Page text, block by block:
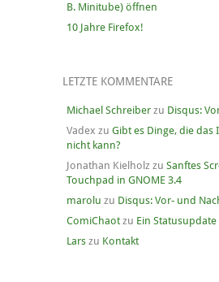
B. Minitube) öffnen
10 Jahre Firefox!
LETZTE KOMMENTARE
Michael Schreiberzu Disqus:
Vadex zu Gibt es Dinge, die das
nicht kann?
Jonathan Kielholz zu Sanftes
Touchpad in GNOME 3.4
marolu zu Disqus: Vor- und
ComiChaotzu Ein
Larszu Kontakt